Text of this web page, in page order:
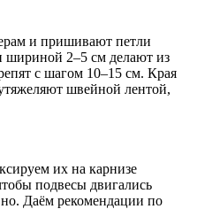
и пришивают петли
2–5 см делают из
с шагом 10–15 см. Края
швейной лентой,
их на карнизе
подвесы двигались
Даём рекомендации по